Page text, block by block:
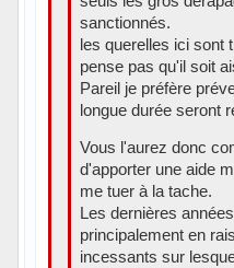
sanctionnés.
les querelles ici sont
pense pas qu'il soit
Pareil je préfère
longue durée seront
Vous l'aurez donc
d'apporter une aide
me tuer à la tache.
Les dernières
principalement en
incessants sur